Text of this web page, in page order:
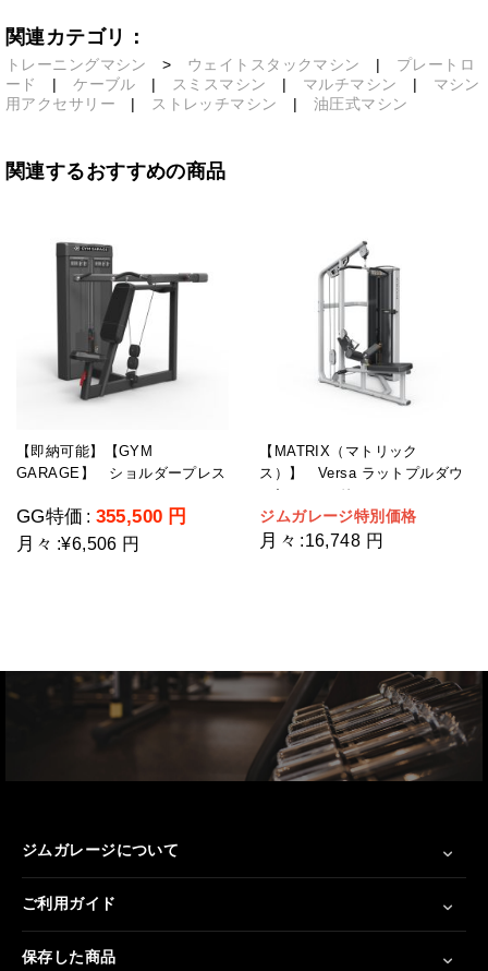
関連カテゴリ：
トレーニングマシン > ウェイトスタックマシン | プレートロ
ード
|ケーブル | スミスマシン | マルチマシン | マシン
用アクセサリー | ストレッチマシン | 油圧式マシン
関連するおすすめの商品
【即納可能】【GYM
GARAGE】 ショルダープレス
ク重量109kg)
GG特価 : 355,500 円
月々 :¥6,506 円
【MATRIX（マトリック
ス）】 Versa ラットプルダウ
ン/シーテッドロー
ジムガレージ特別価格
月々 :16,748 円
ジムガレージについて
ご利用ガイド
保存した商品